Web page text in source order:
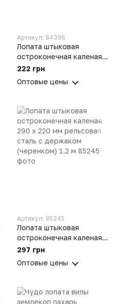
Артикул: 84396
Лопата штыковая
остроконечная каленая
290 х 220 мм рельсовая
222 грн
Оптовые цены
Артикул: 85245
Лопата штыковая
остроконечная каленая
290 х 220 мм рельсовая
(черенком) 1.2 м
297 грн
Оптовые цены